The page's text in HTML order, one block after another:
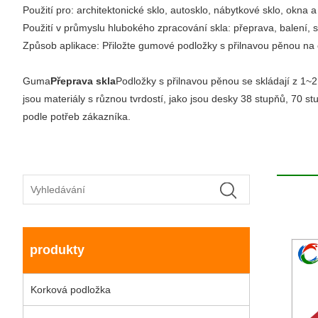
Použití pro: architektonické sklo, autosklo, nábytkové sklo, okna
Použití v průmyslu hlubokého zpracování skla: přeprava, balení,
Způsob aplikace: Přiložte gumové podložky s přilnavou pěnou
GumaPřeprava sklaPodložky s přilnavou pěnou se skládají z
jsou materiály s různou tvrdostí, jako jsou desky 38 stupňů, 70
podle potřeb zákazníka.
produkty
Korková podložka